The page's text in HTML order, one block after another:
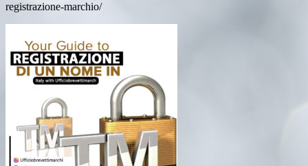
registrazione-marchio/